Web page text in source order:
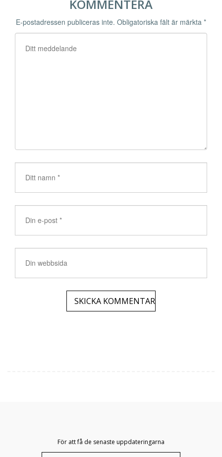
KOMMENTERA
E-postadressen publiceras inte. Obligatoriska fält är märkta *
För att få de senaste uppdateringarna